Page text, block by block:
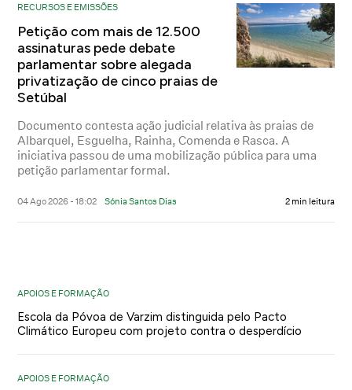
RECURSOS E EMISSÕES
Petição com mais de 12.500
assinaturas pede debate
parlamentar sobre alegada
privatização de cinco praias de
Setúbal
Documento contesta ação judicial relativa às praias de
Albarquel, Esguelha, Rainha, Comenda e Rasca. A
iniciativa passou de uma mobilização pública para uma
petição parlamentar formal.
04 Ago 2026 - 18:02 Sónia Santos Dias 2 min leitura
APOIOS E FORMAÇÃO
Escola da Póvoa de Varzim distinguida pelo Pacto
Climático Europeu com projeto contra o desperdício
APOIOS E FORMAÇÃO